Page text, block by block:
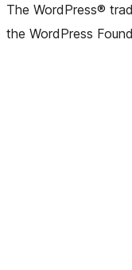
The WordPress®
the WordPress